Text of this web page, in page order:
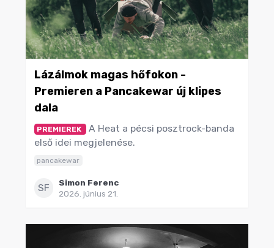
Lázálmok magas hőfokon -
Premieren a Pancakewar új klipes
dala
PREMIEREK
A Heat a pécsi posztrock-banda
első idei megjelenése.
pancakewar
SF
Simon Ferenc
2026. június 21.